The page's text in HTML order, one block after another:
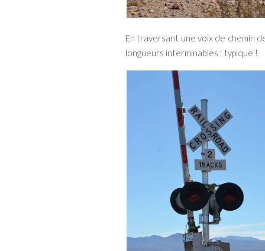
En traversant une voix de chemin
longueurs interminables : typique !